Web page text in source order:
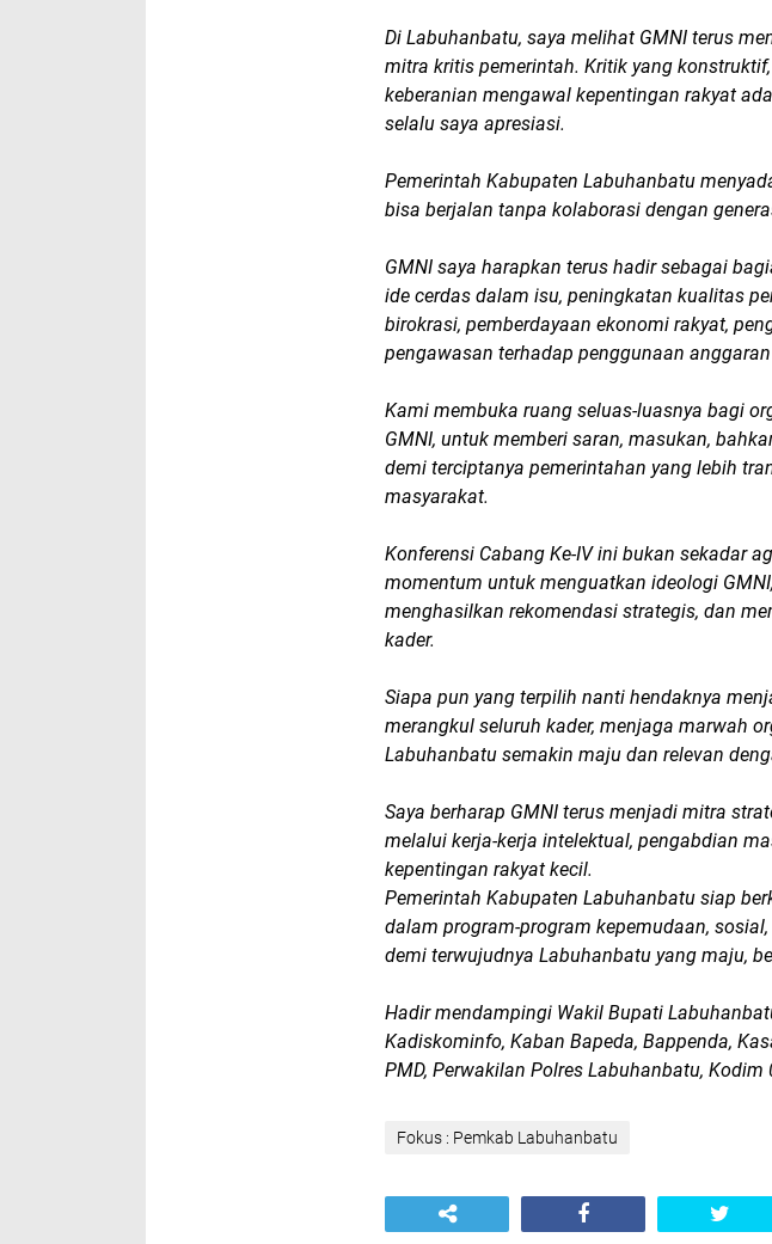
Di Labuhanbatu, saya melihat GMNI terus
mitra kritis pemerintah. Kritik yang
keberanian mengawal kepentingan rakyat
selalu saya apresiasi.
Pemerintah Kabupaten Labuhanbatu
bisa berjalan tanpa kolaborasi dengan
GMNI saya harapkan terus hadir sebagai
ide cerdas dalam isu, peningkatan kualitas
birokrasi, pemberdayaan ekonomi rakyat,
pengawasan terhadap penggunaan
Kami membuka ruang seluas-luasnya bagi
GMNI, untuk memberi saran, masukan,
demi terciptanya pemerintahan yang lebih
masyarakat.
Konferensi Cabang Ke-IV ini bukan sekadar
momentum untuk menguatkan ideologi
menghasilkan rekomendasi strategis, dan
kader.
Siapa pun yang terpilih nanti hendaknya
merangkul seluruh kader, menjaga marwah
Labuhanbatu semakin maju dan relevan
Saya berharap GMNI terus menjadi mitra
melalui kerja-kerja intelektual, pengabdian
kepentingan rakyat kecil.
Pemerintah Kabupaten Labuhanbatu siap
dalam program-program kepemudaan,
demi terwujudnya Labuhanbatu yang maju,
Hadir mendampingi Wakil Bupati
Kadiskominfo, Kaban Bapeda, Bappenda,
PMD, Perwakilan Polres Labuhanbatu,
Fokus : Pemkab Labuhanbatu